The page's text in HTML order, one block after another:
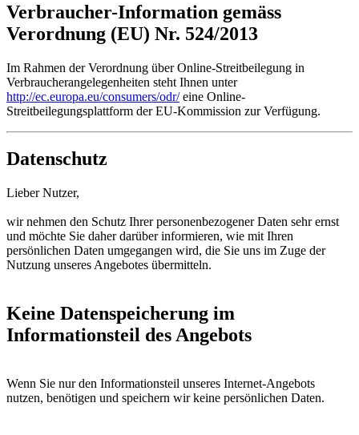
Verbraucher-Information gemäss
Verordnung (EU) Nr. 524/2013
Im Rahmen der Verordnung über Online-Streitbeilegung in
Verbraucherangelegenheiten steht Ihnen unter
http://ec.europa.eu/consumers/odr/eine Online-
Streitbeilegungsplattform der EU-Kommission zur Verfügung.
Datenschutz
Lieber Nutzer,
wir nehmen den Schutz Ihrer personenbezogener Daten sehr ernst
und möchte Sie daher darüber informieren, wie mit Ihren
persönlichen Daten umgegangen wird, die Sie uns im Zuge der
Nutzung unseres Angebotes übermitteln.
Keine Datenspeicherung im
Informationsteil des Angebots
Wenn Sie nur den Informationsteil unseres Internet-Angebots
nutzen, benötigen und speichern wir keine persönlichen Daten.